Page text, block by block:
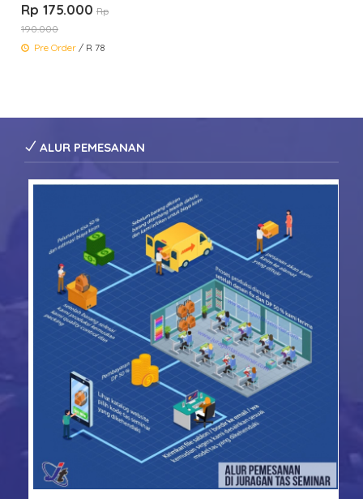
Rp 175.000 Rp
190.000
Pre Order / R 78
ALUR PEMESANAN